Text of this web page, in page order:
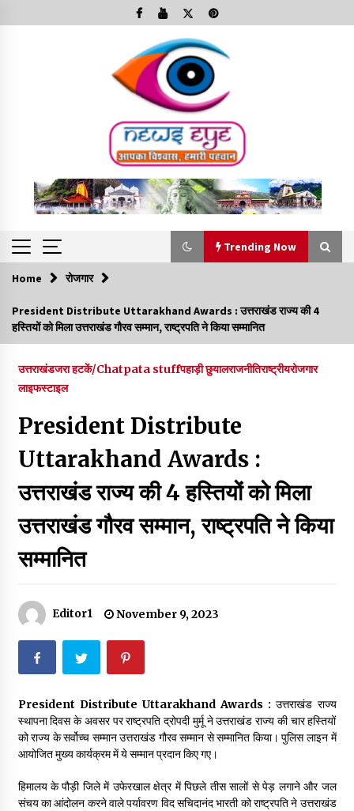
to
Trending Now
Trending Now
Minorities Rights Day : विश्व अल्पसंख्यक अधिकार दिवस
कार्यक्रम में शामिल हुए सीएम,आधुनिक मदरसों का नाम अब्दुल कलाम के नाम
December 18, 2023
September 7, 2023
Thought Of The Day 6 September
September 6, 2023
May 17, 2022
Thought Of The Day 16 May
May 16, 2022
May 14, 2022
Home रोजगार
President Distribute Uttarakhand Awards : उत्तराखंड राज्य की 4
हस्तियों को मिला उत्तराखंड गौरव सम्मान, राष्ट्रपति ने किया सम्मानित
उत्तराखंडजरा हटकें/Chatpata stuffपहाड़ी छुयालराजनीतिराष्ट्रीयरोजगार
लाइफस्टाइल
President Distribute
Uttarakhand Awards :
उत्तराखंड राज्य की 4 हस्तियों को मिला
उत्तराखंड गौरव सम्मान, राष्ट्रपति ने किया
सम्मानित
Editor1 November 9, 2023
President Distribute Uttarakhand Awards : उत्तराखंड राज्य
स्थापना दिवस के अवसर पर राष्ट्रपति द्रोपदी मुर्मू ने उत्तराखंड राज्य की चार हस्तियों
को राज्य के सर्वोच्च सम्मान उत्तराखंड गौरव सम्मान से सम्मानित किया। पुलिस लाइन में
आयोजित मुख्य कार्यक्रम में ये सम्मान प्रदान किए गए।
हिमालय के पौड़ी जिले में उफेरखाल क्षेत्र में पिछले तीस सालों से पेड़ लगाने और जल
संचय का आंदोलन करने वाले पर्यावरण विद सचिदानंद भारती को राष्ट्रपति ने उत्तराखंड